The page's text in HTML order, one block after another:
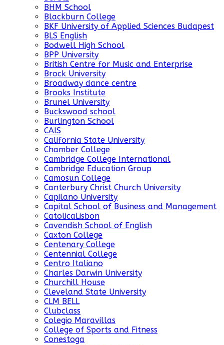
BHM School
Blackburn College
BKF University of Applied Sciences Budapest
BLS English
Bodwell High School
BPP University
British Centre for Music and Enterprise
Brock University
Broadway dance centre
Brooks Institute
Brunel University
Buckswood school
Burlington School
CAIS
California State University
Chamber College
Cambridge College International
Cambridge Education Group
Camosun College
Canterbury Christ Church University
Capilano University
Capital School of Business and Management
CatolicaLisbon
Cavendish School of English
Caxton College
Centenary College
Centennial College
Centro Italiano
Charles Darwin University
Churchill House
Cleveland State University
CLM BELL
Clubclass
Colegio Maravillas
College of Sports and Fitness
Conestoga